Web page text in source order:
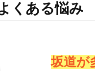
くある悩み
坂道が